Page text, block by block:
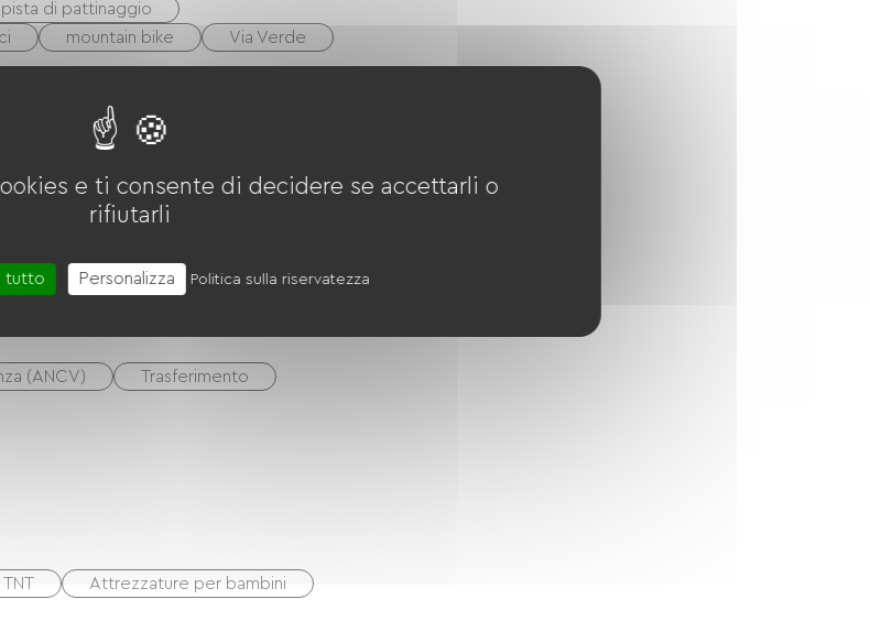
pista di pattinaggio
mountain bike
Via Verde
(ANCV) Trasferimento
TNT
Attrezzature per bambini
e ti consente di decidere se accettarli o
rifiutarli
tutto Personalizza Politica sulla riservatezza